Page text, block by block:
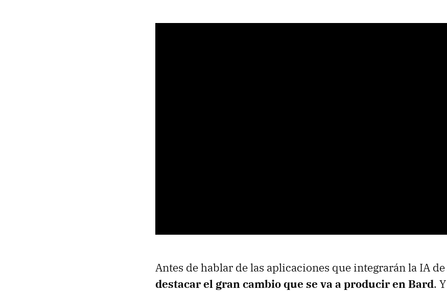
Antes de hablar de las aplicaciones que integrarán la IA de
destacar el gran cambio que se va a producir en Bard.